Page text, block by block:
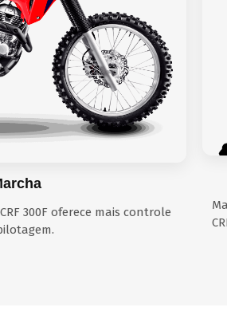
300F oferece mais controle